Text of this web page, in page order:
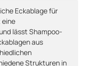
Eckablage für
eine
lässt Shampoo-
aus
Strukturen in